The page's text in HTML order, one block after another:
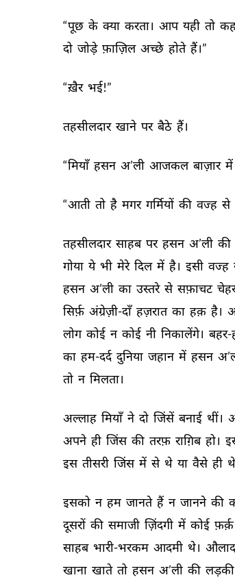
“पूछ के क्या करता। आप यही तो
दो जोड़े फ़ाज़िल अच्छे होते हैं।”
“ख़ैर भई!”
तहसीलदार खाने पर बैठे हैं।
“मियाँ हसन अ’ली आजकल बाज़ार में
“आती तो है मगर गर्मियों की वज्ह से
तहसीलदार साहब पर हसन अ’ली की
गोया ये भी मेरे दिल में है। इसी वज्ह
हसन अ’ली का उस्तरे से सफ़ाचट
सिर्फ़ अंग्रेज़ी-दाँ हज़रात का हक़ है।
लोग कोई न कोई नी निकालेंगे। बहर-
का हम-दर्द दुनिया जहान में हसन
तो न मिलता।
अल्लाह मियाँ ने दो जिंसें बनाई थीं।
अपने ही जिंस की तरफ़ राग़िब हो।
इस तीसरी जिंस में से थे या वैसे ही थे
इसको न हम जानते हैं न जानने की
दूसरों की समाजी ज़िंदगी में कोई फ़र्क़
साहब भारी-भरकम आदमी थे।
खाना खाते तो हसन अ’ली की लड़की